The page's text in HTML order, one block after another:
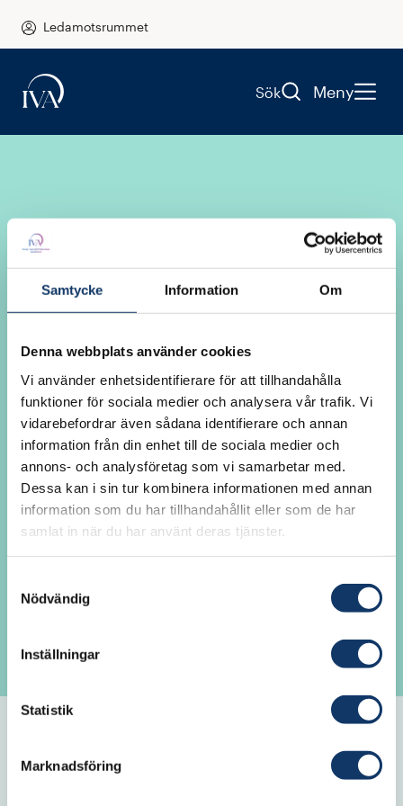
Samtycke Information Om
Denna webbplats använder cookies
Vi använder enhetsidentifierare för att tillhandahålla
funktioner för sociala medier och analysera vår trafik. Vi
vidarebefordrar även sådana identifierare och annan
information från din enhet till de sociala medier och
annons- och analysföretag som vi samarbetar med.
Dessa kan i sin tur kombinera informationen med annan
information som du har tillhandahållit eller som de har
samlat in när du har använt deras tjänster.
Nödvändig
Inställningar
Statistik
Marknadsföring
Ledamotsrummet
Sök Meny
Logga in i
Ledamotsrummet
Här kan du som är IVA-ledamot logga in
för att ta del av akademiövergripande
information, avdelningsnyheter och
kontaktuppgifter till andra ledamöter. Du
kan också se och lämna förslag på inval av
in? Fungerar det inte att logga in? Klicka
på Glömt lösenord för att generera ett nytt
lösenord.